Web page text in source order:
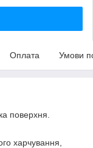
Оплата Умови
поверхня.
харчування,